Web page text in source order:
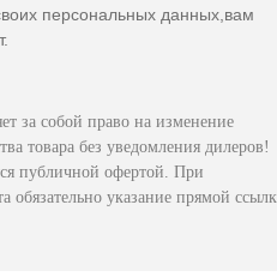
персональных данных,вам
за собой право на изменение
товара без уведомления дилеров!
публичной офертой. При
обязательно указание прямой